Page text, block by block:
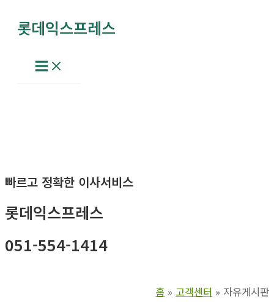
롯데익스프레스
Main
Menu
빠르고 정확한 이사서비스
롯데익스프레스
051-554-1414
홈 고객센터 자유게시판